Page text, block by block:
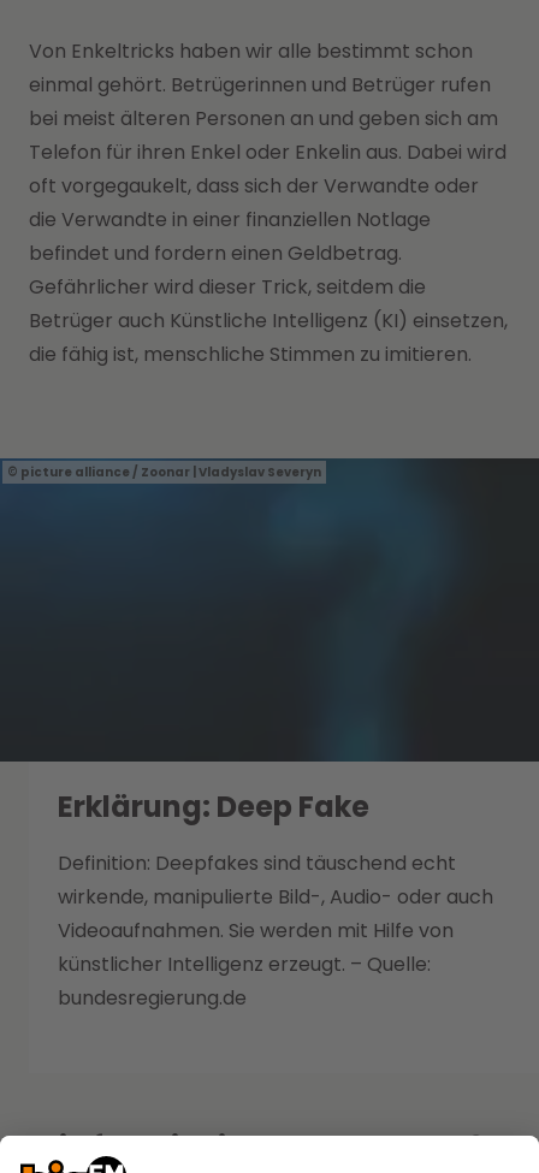
Von Enkeltricks haben wir alle bestimmt schon
einmal gehört. Betrügerinnen und Betrüger rufen
bei meist älteren Personen an und geben sich am
Telefon für ihren Enkel oder Enkelin aus. Dabei wird
oft vorgegaukelt, dass sich der Verwandte oder
die Verwandte in einer finanziellen Notlage
befindet und fordern einen Geldbetrag.
Gefährlicher wird dieser Trick, seitdem die
Betrüger auch Künstliche Intelligenz (KI) einsetzen,
die fähig ist, menschliche Stimmen zu imitieren.
picture alliance / Zoonar | Vladyslav Severyn
Erklärung: Deep Fake
Definition: Deepfakes sind täuschend echt
wirkende, manipulierte Bild-, Audio- oder auch
Videoaufnahmen. Sie werden mit Hilfe von
künstlicher Intelligenz erzeugt. – Quelle:
bundesregierung.de
Wie funktionieren Deep Fakes?